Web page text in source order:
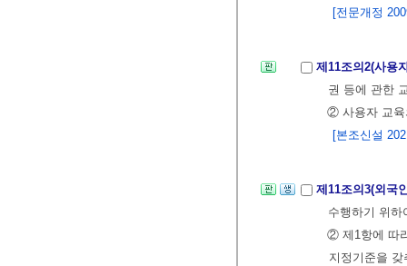
[전문개정
제11조의2(사용
권 등에 관한
② 사용자 교육
[본조신설
제11조의3(외국
수행하기 위하
② 제1항에 따
지정기준을